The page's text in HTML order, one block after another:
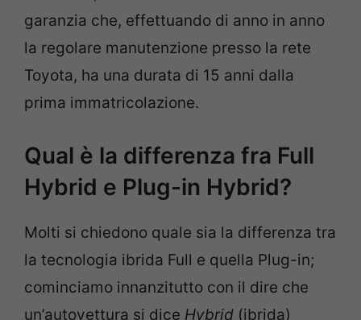
garanzia che, effettuando di anno in anno
la regolare manutenzione presso la rete
Toyota, ha una durata di 15 anni dalla
prima immatricolazione.
Qual è la differenza fra Full
Hybrid e Plug-in Hybrid?
Molti si chiedono quale sia la differenza tra
la tecnologia ibrida Full e quella Plug-in;
cominciamo innanzitutto con il dire che
un’autovettura si dice Hybrid (ibrida)